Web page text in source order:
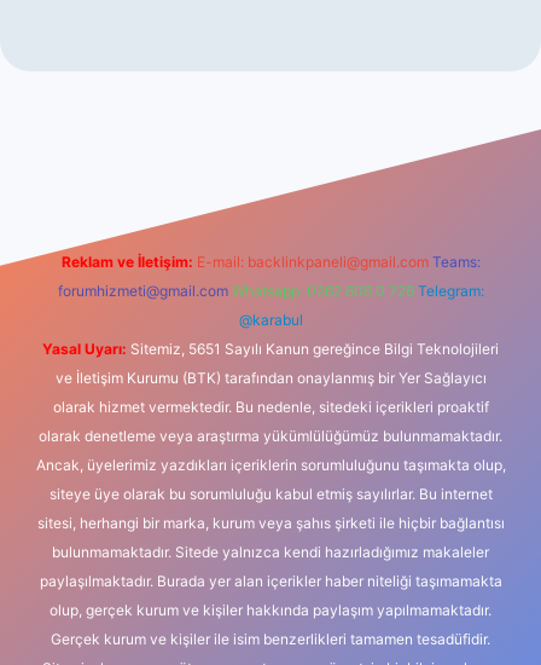
Reklam ve İletişim: E-mail: backlinkpaneli@gmail.com Teams:
forumhizmeti@gmail.com Whatsapp: 0262 606 0 726 Telegram:
@karabul
Yasal Uyarı: Sitemiz, 5651 Sayılı Kanun gereğince Bilgi Teknolojileri
ve İletişim Kurumu (BTK) tarafından onaylanmış bir Yer Sağlayıcı
olarak hizmet vermektedir. Bu nedenle, sitedeki içerikleri proaktif
olarak denetleme veya araştırma yükümlülüğümüz bulunmamaktadır.
Ancak, üyelerimiz yazdıkları içeriklerin sorumluluğunu taşımakta olup,
siteye üye olarak bu sorumluluğu kabul etmiş sayılırlar. Bu internet
sitesi, herhangi bir marka, kurum veya şahıs şirketi ile hiçbir bağlantısı
bulunmamaktadır. Sitede yalnızca kendi hazırladığımız makaleler
paylaşılmaktadır. Burada yer alan içerikler haber niteliği taşımamakta
olup, gerçek kurum ve kişiler hakkında paylaşım yapılmamaktadır.
Gerçek kurum ve kişiler ile isim benzerlikleri tamamen tesadüfidir.